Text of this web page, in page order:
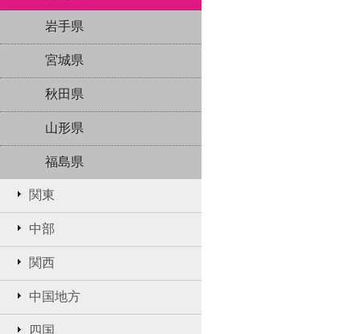
岩手県
宮城県
秋田県
山形県
福島県
関東
中部
関西
中国地方
四国